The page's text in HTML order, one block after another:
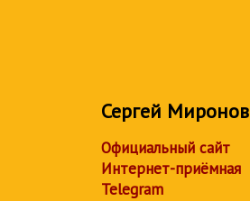
Сергей Миронов
Официальный сайт
Интернет-приёмная
Telegram